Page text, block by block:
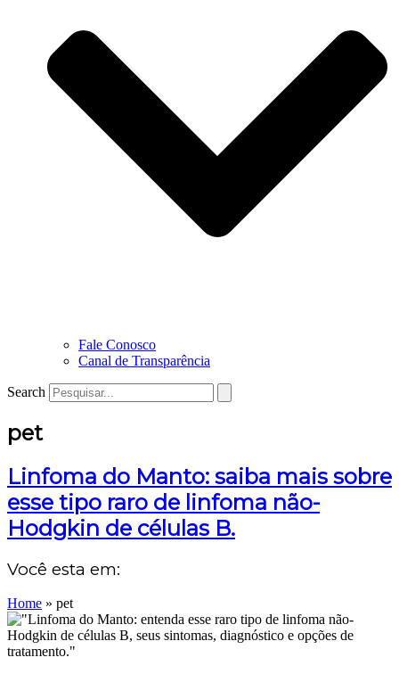
Fale Conosco
Canal de Transparência
Search
pet
Linfoma do Manto: saiba mais sobre
esse tipo raro de linfoma não-
Hodgkin de células B.
Você esta em:
Home » pet